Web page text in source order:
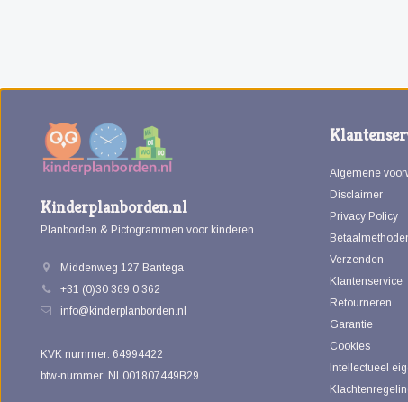
Kinderplanborden.nl
Planborden & Pictogrammen voor kinderen
Middenweg 127 Bantega
+31 (0)30 369 0 362
info@kinderplanborden.nl
KVK nummer: 64994422
btw-nummer: NL001807449B29
Algemene
Disclaimer
Privacy Policy
Verzenden
Klantenservice
Retourneren
Garantie
Cookies
Intellectueel